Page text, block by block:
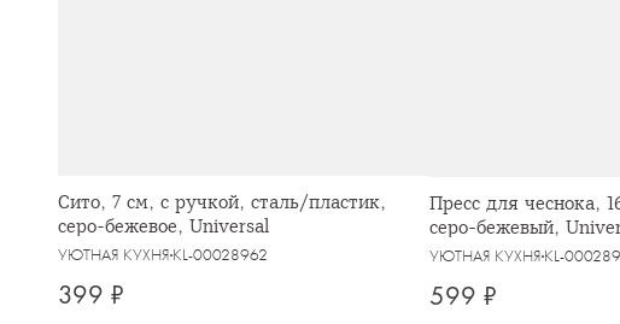
Сито, 7 см, с ручкой, сталь/пластик,
серо-бежевое, Universal
УЮТНАЯ КУХНЯ KL-00028962
399 ₽
Пресс для чеснока,
серо-бежевый,
УЮТНАЯ КУХНЯKL-
599 ₽